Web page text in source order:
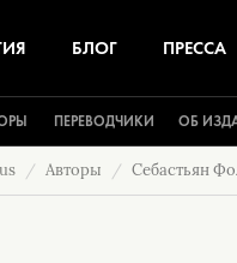
БЛОГ ПРЕССА
ПЕРЕВОДЧИКИ ОБ
Авторы Себастьян